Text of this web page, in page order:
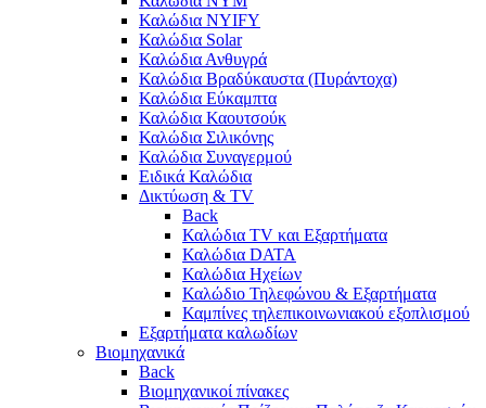
Καλώδια ΝΥΙFY
Καλώδια Solar
Καλώδια Ανθυγρά
Καλώδια Βραδύκαυστα (Πυράντοχα)
Καλώδια Εύκαμπτα
Καλώδια Καουτσούκ
Καλώδια Σιλικόνης
Καλώδια Συναγερμού
Ειδικά Καλώδια
Δικτύωση & TV
Back
Καλώδια TV και Εξαρτήματα
Καλώδια DATA
Καλώδια Ηχείων
Καλώδιο Τηλεφώνου & Εξαρτήματα
Καμπίνες τηλεπικοινωνιακού εξοπλισμού
Eξαρτήματα καλωδίων
Βιομηχανικά
Back
Βιομηχανικοί πίνακες